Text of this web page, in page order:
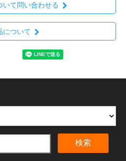
いて問い合わせる
について
検索